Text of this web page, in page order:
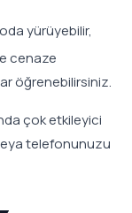
yürüyebilir,
cenaze
öğrenebilirsiniz.
çok etkileyici
telefonunuzu